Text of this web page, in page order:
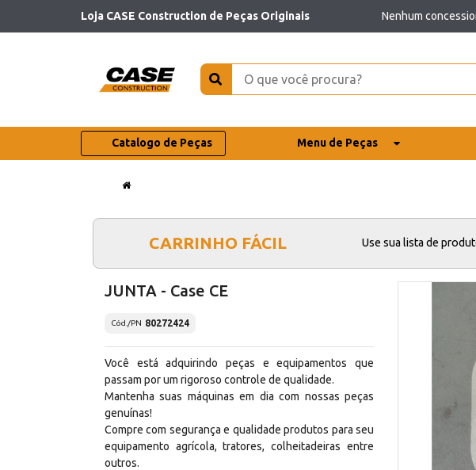
Loja CASE Construction de Peças Originais Nenhum
Catalogo de Peças Menu de Peças
CARRINHO FÁCIL Use sua lista de
JUNTA - Case CE
Cód./PN 80272424
Você está adquirindo peças e equipamentos que
passam por um rigoroso controle de qualidade.
Mantenha suas máquinas em dia com nossas peças
genuínas!
Compre com segurança e qualidade produtos para seu
equipamento agrícola, tratores, colheitadeiras entre
outros.